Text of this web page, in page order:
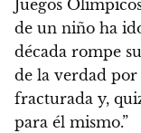
Juegos
de un niño ha
década rompe
de la verdad
fracturada y,
para él mismo.”